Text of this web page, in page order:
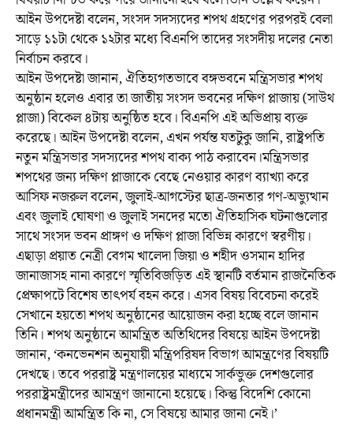
আইন উপদেষ্টা বলেন, সংসদ সদস্যদের শপথ গ্রহণের পরপরই বেলা
সাড়ে ১১টা থেকে ১২টার মধ্যে বিএনপি তাদের সংসদীয় দলের নেতা
নির্বাচন করবে।
আইন উপদেষ্টা জানান, ঐতিহ্যগতভাবে বঙ্গভবনে মন্ত্রিসভার শপথ
অনুষ্ঠান হলেও এবার তা জাতীয় সংসদ ভবনের দক্ষিণ প্লাজায় (সাউথ
প্লাজা) বিকেল ৪টায় অনুষ্ঠিত হবে। বিএনপি এই অভিপ্রায় ব্যক্ত
করেছে। আইন উপদেষ্টা বলেন, এখন পর্যন্ত যতটুকু জানি, রাষ্ট্রপতি
নতুন মন্ত্রিসভার সদস্যদের শপথ বাক্য পাঠ করাবেন।মন্ত্রিসভার
শপথের জন্য দক্ষিণ প্লাজাকে বেছে নেওয়ার কারণ ব্যাখ্যা করে
আসিফ নজরুল বলেন, জুলাই-আগস্টের ছাত্র-জনতার গণ-অভ্যুত্থান
এবং জুলাই ঘোষণা ও জুলাই সনদের মতো ঐতিহাসিক ঘটনাগুলোর
সাথে সংসদ ভবন প্রাঙ্গণ ও দক্ষিণ প্লাজা বিভিন্ন কারণে স্বরণীয়।
এছাড়া প্রয়াত নেত্রী বেগম খালেদা জিয়া ও শহীদ ওসমান হাদির
জানাজাসহ নানা কারণে স্মৃতিবিজড়িত এই স্থানটি বর্তমান রাজনৈতিক
প্রেক্ষাপটে বিশেষ তাৎপর্য বহন করে। এসব বিষয় বিবেচনা করেই
সেখানে হয়তো শপথ অনুষ্ঠানের আয়োজন করা হচ্ছে বলে জানান
তিনি। শপথ অনুষ্ঠানে আমন্ত্রিত অতিথিদের বিষয়ে আইন উপদেষ্টা
জানান, ‘কনভেনশন অনুযায়ী মন্ত্রিপরিষদ বিভাগ আমন্ত্রণের বিষয়টি
দেখছে। তবে পররাষ্ট্র মন্ত্রণালয়ের মাধ্যমে সার্কভুক্ত দেশগুলোর
পররাষ্ট্রমন্ত্রীদের আমন্ত্রণ জানানো হয়েছে। কিন্তু বিদেশি কোনো
প্রধানমন্ত্রী আমন্ত্রিত কি না, সে বিষয়ে আমার জানা নেই।’